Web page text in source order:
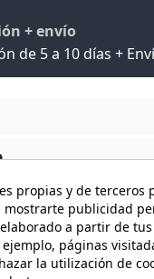
+ envío
de 5 a 10 días +
de la tienda
propias y de terceros
mostrarte publicidad
a partir de
páginas
la utilización de